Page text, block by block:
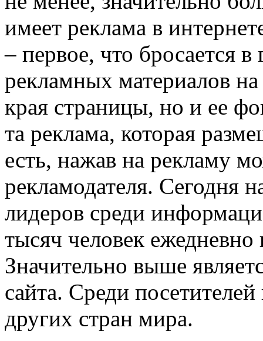
имеет реклама в
– первое, что бросается
рекламных материалов
края страницы, но и ее
та реклама, которая
есть, нажав на рекламу
рекламодателя. Сегодня
лидеров среди
тысяч человек
Значительно выше
сайта. Среди
других стран мира.